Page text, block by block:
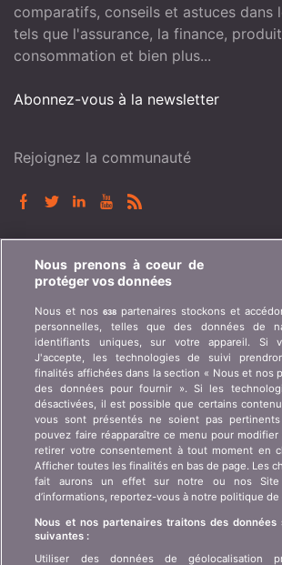
comparatifs, conseils et astuces dans
tels que l'assurance, la finance,
consommation et bien plus...
Abonnez-vous à la newsletter
Rejoignez la communauté
BONUS.CH
comparatifs ? Demande de presse,
publicité, ...
Qui sommes-nous ?
Contact
Publicité
Affiliation / Partenariat
Presse
LSA
Plan du
LANGUE
Nous prenons à coeur de
protéger vos données
Nous et nos638 partenaires stockons et
personnelles, telles que des données de
identifiants uniques, sur votre appareil. Si
J'accepte, les technologies de suivi
finalités affichées dans la section « Nous et nos
des données pour fournir ». Si les
désactivées, il est possible que certains
vous sont présentés ne soient pas
pouvez faire réapparaître ce menu pour
retirer votre consentement à tout moment en
Afficher toutes les finalités en bas de page. Les
fait aurons un effet sur notre ou nos Site
d’informations, reportez-vous à notre politique
Nous et nos partenaires traitons des données
suivantes :
Utiliser des données de géolocalisation